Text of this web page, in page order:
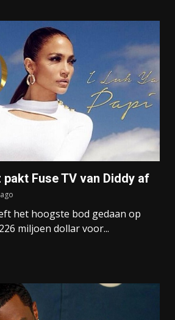
Fuse TV van Diddy af
het hoogste bod gedaan op
miljoen dollar voor...